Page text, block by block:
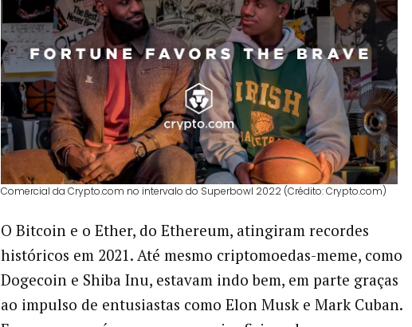
Comercial da Crypto.com no intervalo do Superbowl 2022 (Crédito: Crypto.com)
O Bitcoin e o Ether, do Ethereum, atingiram recordes
históricos em 2021. Até mesmo criptomoedas-meme, como
Dogecoin e Shiba Inu, estavam indo bem, em parte graças
ao impulso de entusiastas como Elon Musk e Mark Cuban.